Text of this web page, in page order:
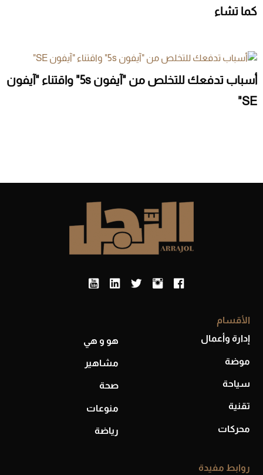
كما تشاء
أسباب تدفعك للتخلص من "آيفون 5s" واقتناء "آيفون
SE"
الأقسام
إدارة وأعمال
موضة
سياحة
تقنية
محركات
هو و هي
مشاهير
صحة
منوعات
رياضة
روابط مفيدة